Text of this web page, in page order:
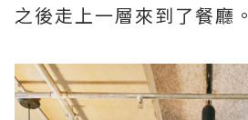
之後走上一層來到了餐廳。